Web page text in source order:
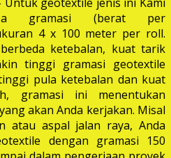
gramasi (berat per
4 x 100 meter per roll.
ketebalan, kuat tarik
tinggi gramasi geotextile
pula ketebalan dan kuat
gramasi ini menentukan
akan Anda kerjakan. Misal
aspal jalan raya, Anda
dengan gramasi 150